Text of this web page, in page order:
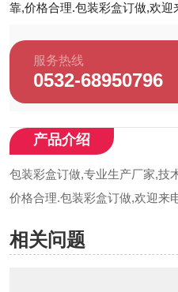
靠,价格合理.包装彩盒订做,欢迎
服务热线
0532-68950796
产品介绍
包装彩盒订做,专业生产厂家,技
价格合理.包装彩盒订做,欢迎来
相关问题